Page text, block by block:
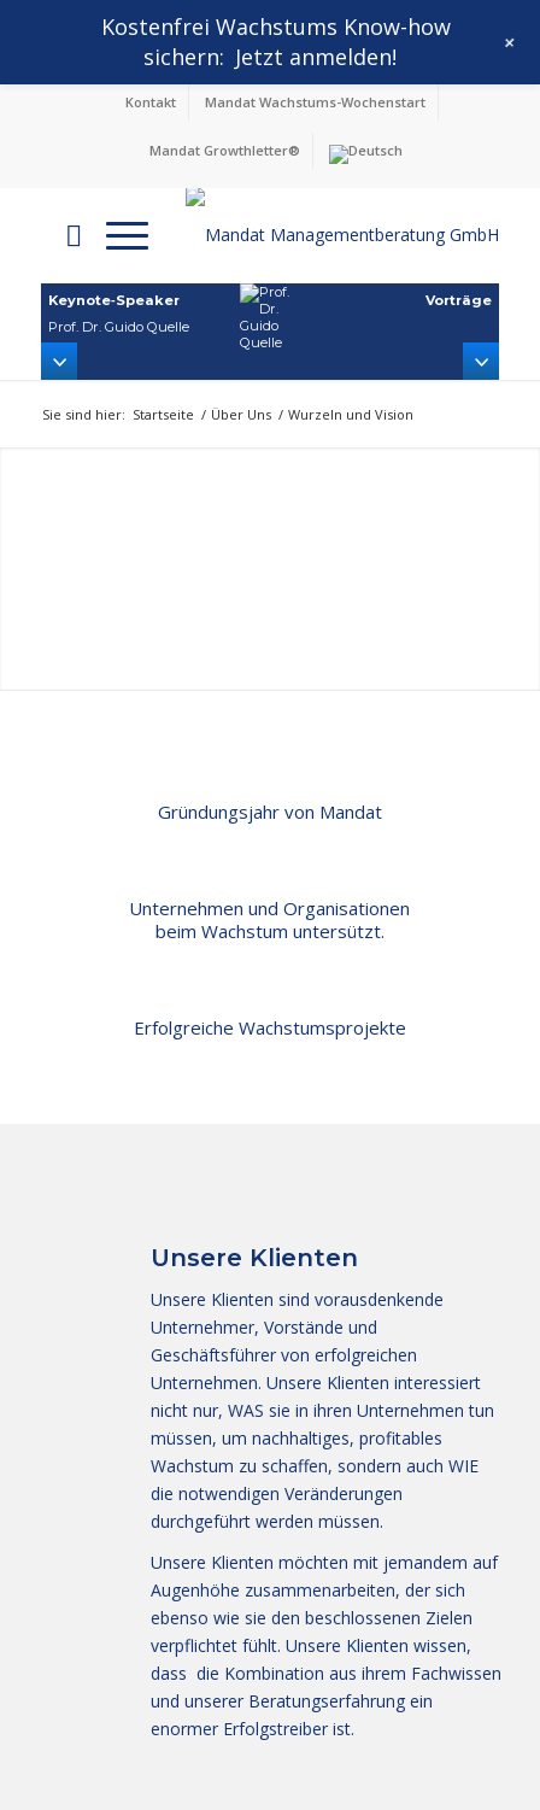
Kontakt Mandat Wachstums-Wochenstart
Mandat Growthletter®
Keynote‑Speaker
Prof. Dr. Guido Quelle
Vorträge
Sie sind hier: Startseite / Über Uns / Wurzeln und Vision
Gründungsjahr von Mandat
Unternehmen und Organisationen
beim Wachstum untersützt.
Erfolgreiche Wachstumsprojekte
Unsere Klienten
Unsere Klienten sind vorausdenkende
Unternehmer, Vorstände und
Geschäftsführer von erfolgreichen
Unternehmen. Unsere Klienten interessiert
nicht nur, WAS sie in ihren Unternehmen tun
müssen, um nachhaltiges, profitables
Wachstum zu schaffen, sondern auch WIE
die notwendigen Veränderungen
durchgeführt werden müssen.
Unsere Klienten möchten mit jemandem auf
Augenhöhe zusammenarbeiten, der sich
ebenso wie sie den beschlossenen Zielen
verpflichtet fühlt. Unsere Klienten wissen,
dass die Kombination aus ihrem Fachwissen
und unserer Beratungserfahrung ein
enormer Erfolgstreiber ist.
Kostenfrei Wachstums Know-how
sichern: Jetzt anmelden! +